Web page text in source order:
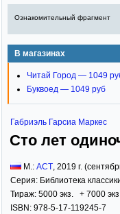
Ознакомительный фрагмент
В магазинах
Читай Город — 1049
Буквоед — 1049 руб
Габриэль Гарсиа Маркес
Сто лет
М.: АСТ, 2019 г.
Серия: Библиотека
Тираж: 5000 экз. + 7000
ISBN: 978-5-17-119245-7